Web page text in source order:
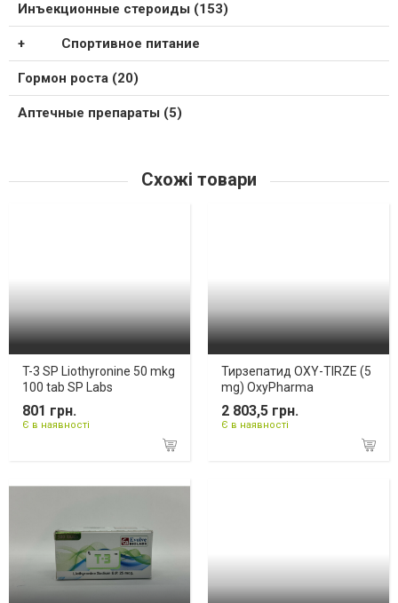
Инъекционные стероиды (153)
Спортивное питание
Гормон роста (20)
Аптечные препараты (5)
Схожі товари
T-3 SP Liothyronine 50 mkg
100 tab SP Labs
801 грн.
Є в наявності
Тирзепатид OXY-TIRZE (5
mg) OxyPharma
2 803,5 грн.
Є в наявності